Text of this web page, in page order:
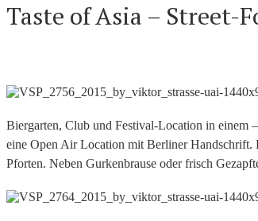
Taste of Asia – Street-
Biergarten, Club und Festival-Location in einem –
eine Open Air Location mit Berliner Handschrift.
Pforten. Neben Gurkenbrause oder frisch